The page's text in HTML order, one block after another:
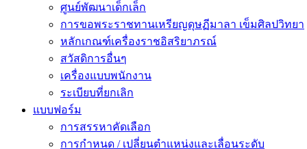
ศูนย์พัฒนาเด็กเล็ก
การขอพระราชทานเหรียญดุษฏีมาลา เข็มศิลปวิทยา
หลักเกณฑ์เครื่องราชอิสริยาภรณ์
สวัสดิการอื่นๆ
เครื่องแบบพนักงาน
ระเบียบที่ยกเลิก
แบบฟอร์ม
การสรรหาคัดเลือก
การกำหนด / เปลี่ยนตำแหน่งและเลื่อนระดับ